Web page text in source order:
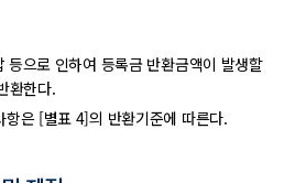
으로 인하여 등록금 반환금액이 발생할
환한다.
은 [별표 4]의 반환기준에 따른다.